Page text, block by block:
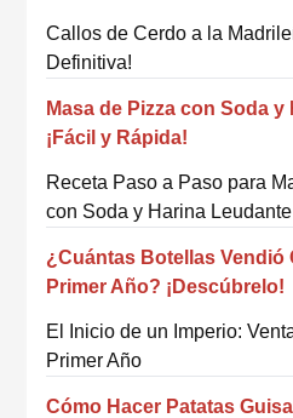
Callos de Cerdo a la
Definitiva!
Masa de Pizza con Soda
¡Fácil y Rápida!
Receta Paso a Paso para
con Soda y Harina Leudante
¿Cuántas Botellas Vendió
Primer Año? ¡Descúbrelo!
El Inicio de un Imperio:
Primer Año
Cómo Hacer Patatas